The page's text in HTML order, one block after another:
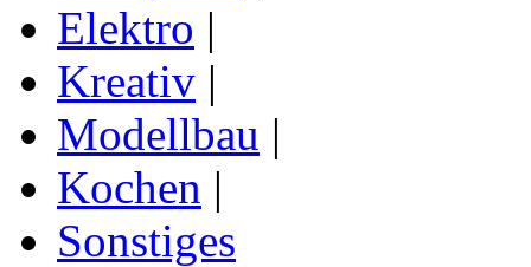
Elektro |
Kreativ |
Modellbau |
Kochen |
Sonstiges